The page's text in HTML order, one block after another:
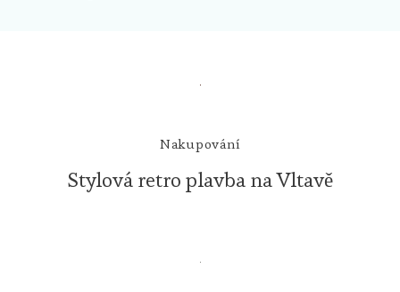
Nakupování
Stylová retro plavba na Vltavě